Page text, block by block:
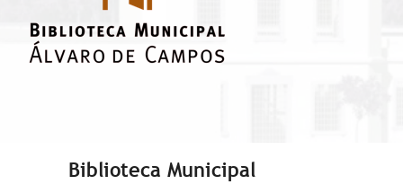
Biblioteca Municipal